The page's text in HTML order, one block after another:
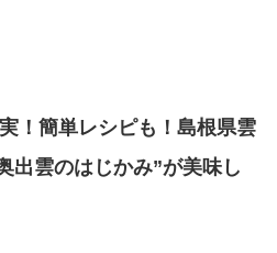
！簡単レシピも！島根県雲
出雲のはじかみ”が美味し